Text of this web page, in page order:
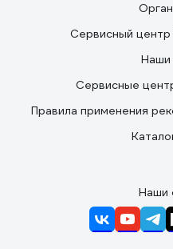
Сервисный
Наши
Сервисные
Правила применения
Наши